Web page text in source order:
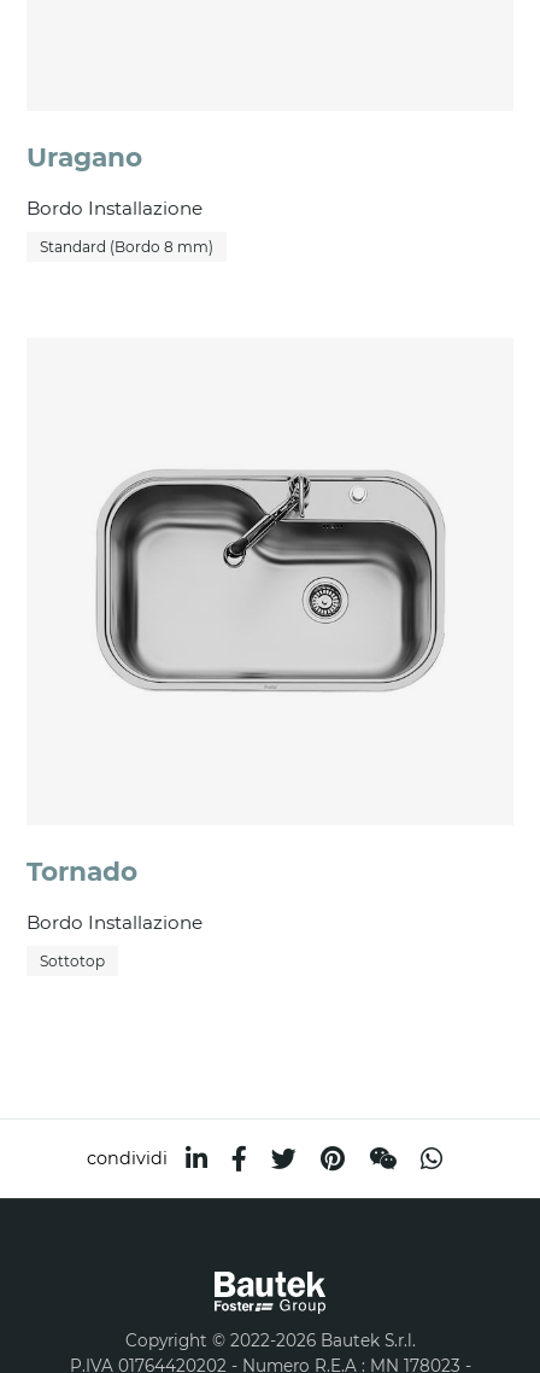
Uragano
Bordo Installazione
Standard (Bordo 8 mm)
Tornado
Bordo Installazione
Sottotop
condividi
Copyright © 2022-2026 Bautek S.r.l.
P.IVA 01764420202 - Numero R.E.A : MN 178023 -